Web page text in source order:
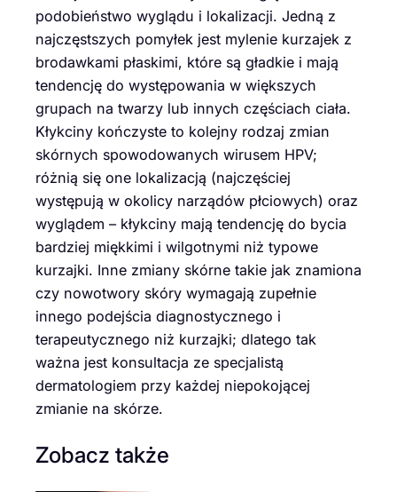
podobieństwo wyglądu i lokalizacji. Jedną z
najczęstszych pomyłek jest mylenie kurzajek z
brodawkami płaskimi, które są gładkie i mają
tendencję do występowania w większych
grupach na twarzy lub innych częściach ciała.
Kłykciny kończyste to kolejny rodzaj zmian
skórnych spowodowanych wirusem HPV;
różnią się one lokalizacją (najczęściej
występują w okolicy narządów płciowych) oraz
wyglądem – kłykciny mają tendencję do bycia
bardziej miękkimi i wilgotnymi niż typowe
kurzajki. Inne zmiany skórne takie jak znamiona
czy nowotwory skóry wymagają zupełnie
innego podejścia diagnostycznego i
terapeutycznego niż kurzajki; dlatego tak
ważna jest konsultacja ze specjalistą
dermatologiem przy każdej niepokojącej
zmianie na skórze.
Zobacz także